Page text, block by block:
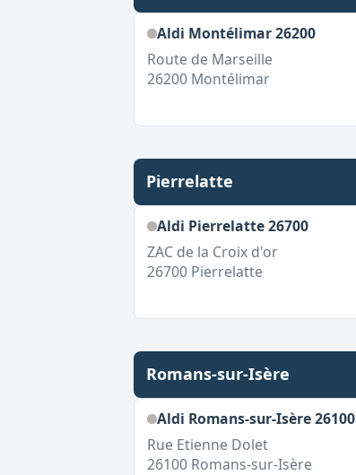
Aldi Montélimar 26200
Route de Marseille
26200 Montélimar
Pierrelatte
Aldi Pierrelatte 26700
ZAC de la Croix d'or
26700 Pierrelatte
Romans-sur-Isère
Aldi Romans-sur-Isère 26100
Rue Etienne Dolet
26100 Romans-sur-Isère